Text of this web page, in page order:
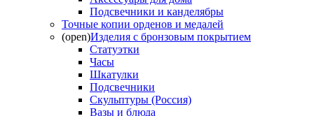
Подсвечники и канделябры
Точные копии орденов и медалей
(open)Изделия с бронзовым покрытием
Статуэтки
Часы
Шкатулки
Подсвечники
Скульптуры (Россия)
Вазы и блюда